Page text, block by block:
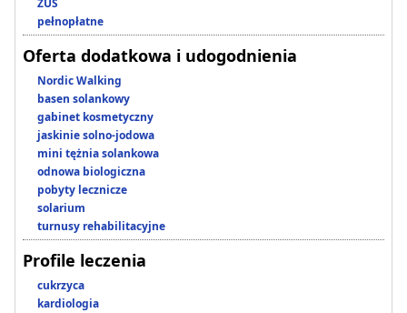
ZUS
pełnopłatne
Oferta dodatkowa i udogodnienia
Nordic Walking
basen solankowy
gabinet kosmetyczny
jaskinie solno-jodowa
mini tężnia solankowa
odnowa biologiczna
pobyty lecznicze
solarium
turnusy rehabilitacyjne
Profile leczenia
cukrzyca
kardiologia